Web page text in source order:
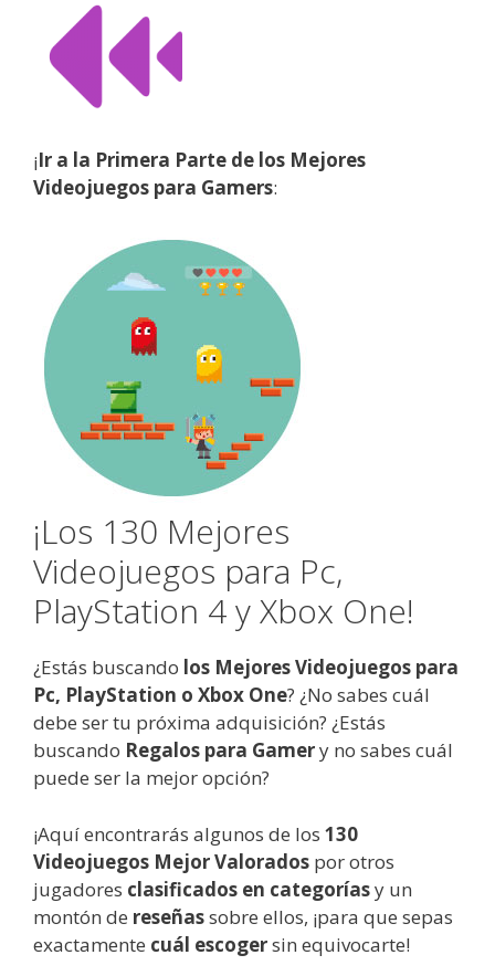
¡Ir a la Primera Parte de los Mejores
Videojuegos para Gamers:
¡Los 130 Mejores
Videojuegos para Pc,
PlayStation 4 y Xbox One!
¿Estás buscando los Mejores Videojuegos para
Pc, PlayStation o Xbox One? ¿No sabes cuál
debe ser tu próxima adquisición? ¿Estás
buscando Regalos para Gamery no sabes cuál
puede ser la mejor opción?
¡Aquí encontrarás algunos de los 130
Videojuegos Mejor Valorados por otros
jugadores clasificados en categoríasy un
montón de reseñassobre ellos, ¡para que sepas
exactamente cuál escogersin equivocarte!